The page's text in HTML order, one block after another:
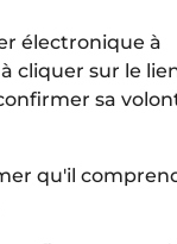
électronique à
cliquer sur le
sa
qu'il